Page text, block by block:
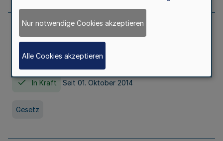
Gesetz über die Hochschulen des Landes
Nordrhein-Westfalen (Hochschulgesetz -
HG)
In Kraft Seit 01. Oktober 2014
Gesetz
Nur notwendige Cookies akzeptieren
Alle Cookies akzeptieren